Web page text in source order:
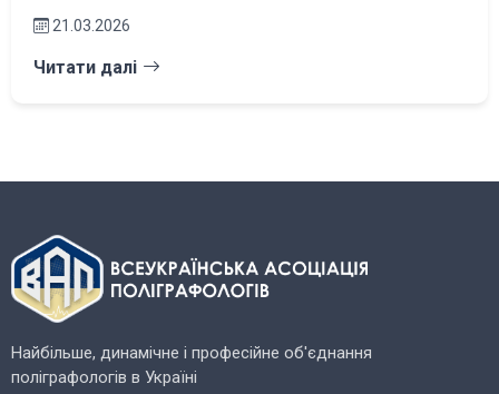
21.03.2026
Читати далі
Найбільше, динамічне і професійне об'єднання
поліграфологів в Україні